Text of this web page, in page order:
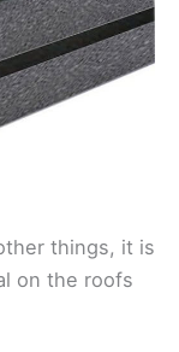
things, it is
on the roofs